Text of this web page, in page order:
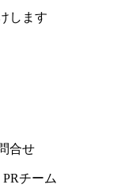
します
合せ
チーム